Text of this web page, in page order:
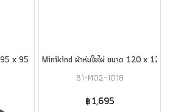
x 95 ซม. Minikind ผ้าห่มใยไผ่ ขนาด 120 x 120 ซ
B1-M02-1018
฿1,695